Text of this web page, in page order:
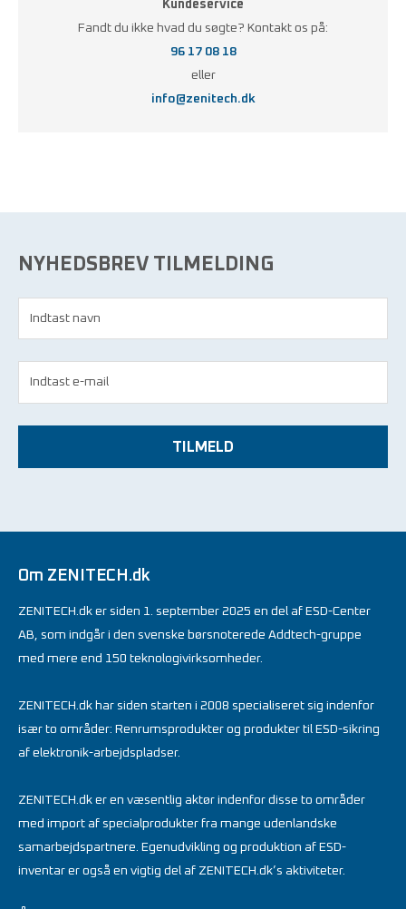
Kundeservice
Fandt du ikke hvad du søgte? Kontakt os på:
96 17 08 18
eller
info@zenitech.dk
NYHEDSBREV TILMELDING
TILMELD
Om ZENITECH.dk
ZENITECH.dk er siden 1. september 2025 en del af ESD-Center
AB, som indgår i den svenske børsnoterede Addtech-gruppe
med mere end 150 teknologivirksomheder.
ZENITECH.dk har siden starten i 2008 specialiseret sig indenfor
især to områder: Renrumsprodukter og produkter til ESD-sikring
af elektronik-arbejdspladser.
ZENITECH.dk er en væsentlig aktør indenfor disse to områder
med import af specialprodukter fra mange udenlandske
samarbejdspartnere. Egenudvikling og produktion af ESD-
inventar er også en vigtig del af ZENITECH.dk’s aktiviteter.